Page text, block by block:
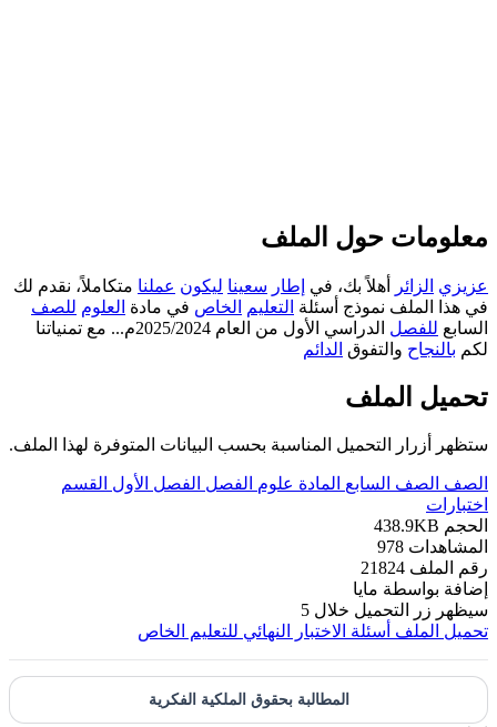
معلومات حول الملف
عزيزي الزائر أهلاً بك، في إطار سعينا ليكون عملنامتكاملاً، نقدم لك
في هذا الملف نموذج أسئلة التعليم الخاصفي مادة العلوم للصف
السابع للفصل
الدراسي الأول من العام 2025/2024م... مع تمنياتنا
لكم بالنجاحوالتفوق الدائم
تحميل الملف
ستظهر أزرار التحميل المناسبة بحسب البيانات المتوفرة لهذا الملف.
الصف الصف السابع المادة علوم الفصل الفصل الأول
القسم
اختبارات
الحجم 438.9KB
المشاهدات 978
رقم الملف 21824
إضافة بواسطة مايا
سيظهر زر التحميل خلال 5
تحميل الملف
أسئلة الاختبار النهائي للتعليم الخاص
المطالبة بحقوق الملكية الفكرية